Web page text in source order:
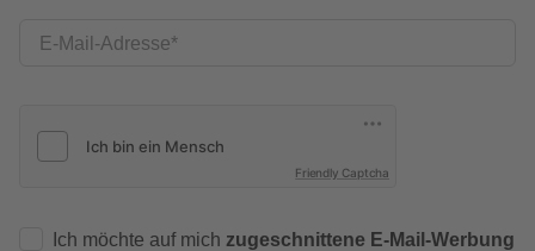
E-Mail-Adresse
Friendly Captcha
Ich möchte auf mich zugeschnittene E-Mail-Werbung